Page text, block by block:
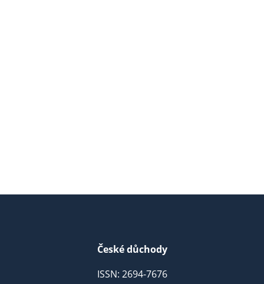
České důchody
ISSN: 2694-7676